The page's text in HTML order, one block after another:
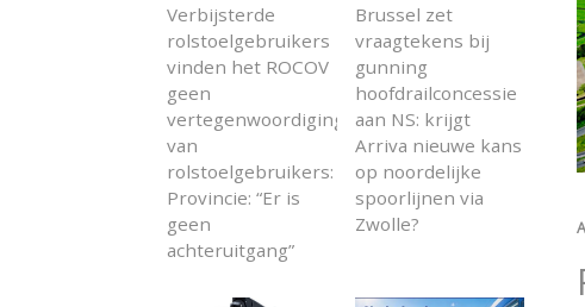
Verbijsterde
rolstoelgebruikers
vinden het ROCOV
geen
vertegenwoordiging
van
rolstoelgebruikers:
Provincie: “Er is
geen
achteruitgang”
Brussel zet
vraagtekens bij
gunning
hoofdrailconcessie
aan NS: krijgt
Arriva nieuwe kans
op noordelijke
spoorlijnen via
Zwolle?